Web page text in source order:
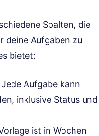
Spalten, die
deine Aufgaben zu
bietet:
Jede Aufgabe kann
inklusive Status und
ist in Wochen